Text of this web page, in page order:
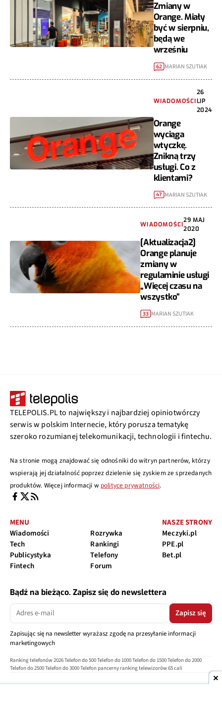
Zmiany w
Orange. Miały
być w sierpniu,
będą we
wrześniu
62 MARIAN SZUTIAK
WIADOMOŚCI
26
LIP
2024
Orange
wyciąga
wtyczkę.
Znikną trzy
usługi. Co z
klientami?
47 MARIAN SZUTIAK
WIADOMOŚCI
29 MAJ
2020
[Aktualizacja2]
Orange planuje
zmiany w
regulaminie usługi
„Więcej czasu na
wszystko”
33 MARIAN SZUTIAK
TELEPOLIS.PL to największy i najbardziej opiniotwórczy
serwis w polskim Internecie, który porusza tematykę
szeroko rozumianej telekomunikacji, technologii i fintechu.
Na stronie mogą znajdować się odnośniki do witryn partnerów, którzy
wspierają jej działalność poprzez dzielenie się zyskiem ze sprzedanych
produktów. Więcej informacji w polityce prywatności.
MENU
Wiadomości
Tech
Publicystyka
Fintech
Rozrywka
Rankingi
Telefony
Forum
NASZE STRONY
Meczyki.pl
PPE.pl
Bet.pl
Bądź na bieżąco. Zapisz się do newslettera
Zapisz się
Zapisując się na newsletter wyrażasz zgodę na przesyłanie informacji
marketingowych
Ranking telefonów 2026Telefon do 500Telefon do 1000Telefon do 1500Telefon do 2000
Telefon do 2500Telefon do 3000Telefon pancerny ranking telewizorów 65 cali